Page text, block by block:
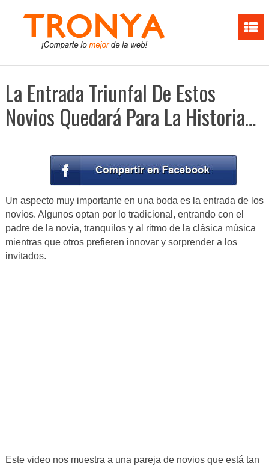
La Entrada Triunfal De Estos
Novios Quedará Para La Historia…
Un aspecto muy importante en una boda es la entrada de los
novios. Algunos optan por lo tradicional, entrando con el
padre de la novia, tranquilos y al ritmo de la clásica música
mientras que otros prefieren innovar y sorprender a los
invitados.
Este video nos muestra a una pareja de novios que está tan